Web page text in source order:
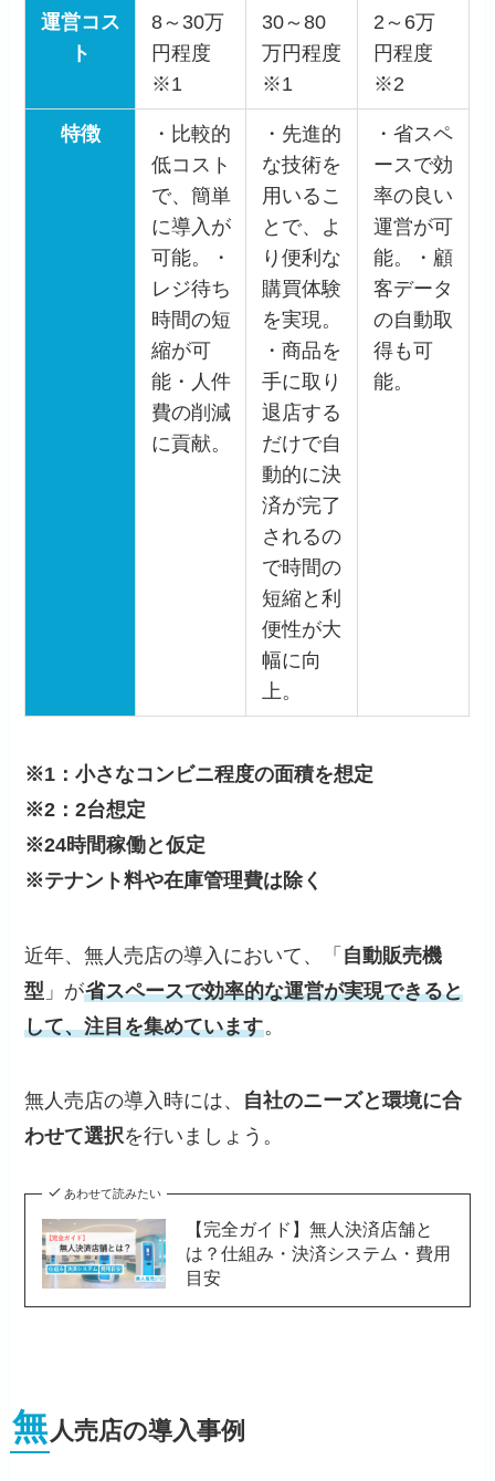
運営コス
ト
8～30万
円程度
※1
30～80
万円程度
※1
2～6万
円程度
※2
特徴
・比較的
低コスト
で、簡単
に導入が
可能。・
レジ待ち
時間の短
縮が可
能・人件
費の削減
に貢献。
・先進的
な技術を
用いるこ
とで、よ
り便利な
購買体験
を実現。
・商品を
手に取り
退店する
だけで自
動的に決
済が完了
されるの
で時間の
短縮と利
便性が大
幅に向
上。
・省スペ
ースで効
率の良い
運営が可
能。・顧
客データ
の自動取
得も可
能。
※1：小さなコンビニ程度の面積を想定
※2：2台想定
※24時間稼働と仮定
※テナント料や在庫管理費は除く
近年、無人売店の導入において、「 自動販売機
型 」が省スペースで効率的な運営が実現できると
して、注目を集めています。
無人売店の導入時には、 自社のニーズと環境に合
わせて選択を行いましょう。
あわせて読みたい
【完全ガイド】無人決済店舗と
は？仕組み・決済システム・費用
目安
無人売店の導入事例